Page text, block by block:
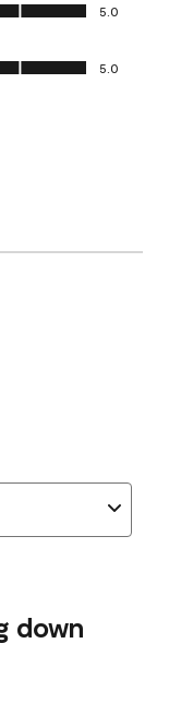
5.0
5.0
down